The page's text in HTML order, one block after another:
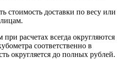
стоимость доставки по весу или
при расчетах всегда округляются
соответственно в
округляется до полных рублей.